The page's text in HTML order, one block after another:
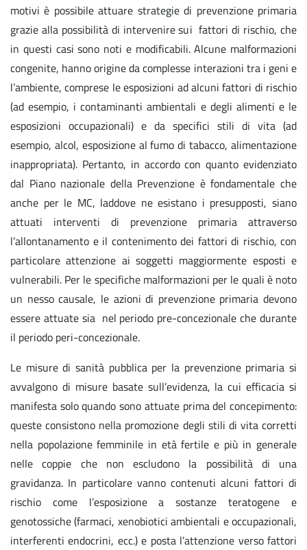
motivi è possibile attuare strategie di prevenzione primaria
grazie alla possibilità di intervenire sui fattori di rischio, che
in questi casi sono noti e modificabili. Alcune malformazioni
congenite, hanno origine da complesse interazioni tra i geni e
l’ambiente, comprese le esposizioni ad alcuni fattori di rischio
(ad esempio, i contaminanti ambientali e degli alimenti e le
esposizioni occupazionali) e da specifici stili di vita (ad
esempio, alcol, esposizione al fumo di tabacco, alimentazione
inappropriata). Pertanto, in accordo con quanto evidenziato
dal Piano nazionale della Prevenzione è fondamentale che
anche per le MC, laddove ne esistano i presupposti, siano
attuati interventi di prevenzione primaria attraverso
l’allontanamento e il contenimento dei fattori di rischio, con
particolare attenzione ai soggetti maggiormente esposti e
vulnerabili. Per le specifiche malformazioni per le quali è noto
un nesso causale, le azioni di prevenzione primaria devono
essere attuate sia nel periodo pre-concezionale che durante
il periodo peri-concezionale.
Le misure di sanità pubblica per la prevenzione primaria si
avvalgono di misure basate sull’evidenza, la cui efficacia si
manifesta solo quando sono attuate prima del concepimento:
queste consistono nella promozione degli stili di vita corretti
nella popolazione femminile in età fertile e più in generale
nelle coppie che non escludono la possibilità di una
gravidanza. In particolare vanno contenuti alcuni fattori di
rischio come l’esposizione a sostanze teratogene e
genotossiche (farmaci, xenobiotici ambientali e occupazionali,
interferenti endocrini, ecc.) e posta l’attenzione verso fattori